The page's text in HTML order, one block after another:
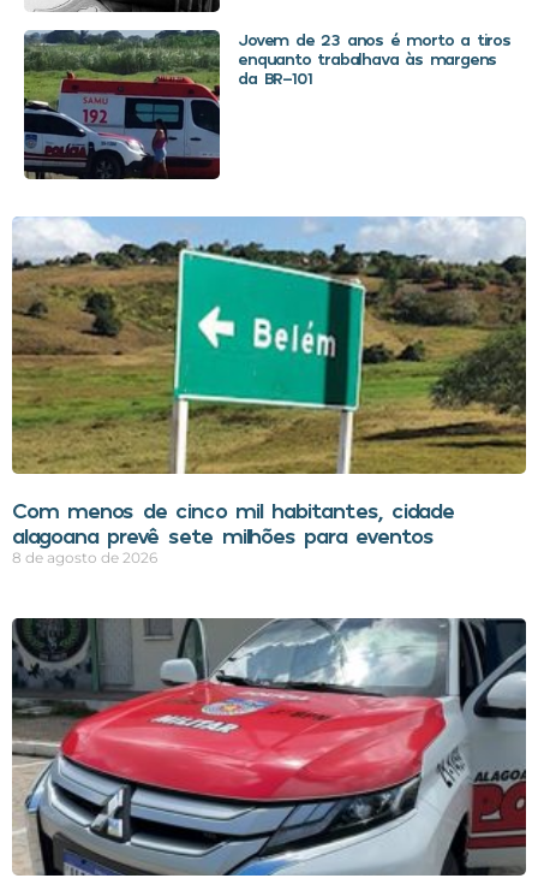
Jovem de 23 anos é morto a tiros
enquanto trabalhava às margens
da BR-101
Com menos de cinco mil habitantes, cidade
alagoana prevê sete milhões para eventos
8 de agosto de 2026